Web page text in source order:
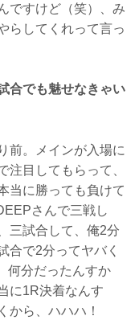
ですけど（笑）、み
らしてくれって言っ
合でも魅せなきゃい
前。メインが入場に
注目してもらって、
当に勝っても負けて
さんで三戦し
三試合して、俺2分
合で2分ってヤバく
何分だったんすか
に1R決着なんす
から、ハハハ！